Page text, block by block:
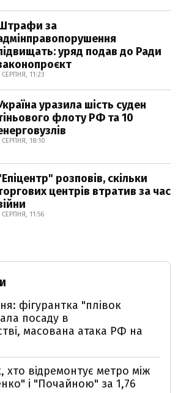
за
уряд подав до Ради
СЕРПНЯ, 11:23
уразила шість суден
флоту РФ та 10
СЕРПНЯ, 18:10
розповів, скільки
центрів втратив за час
СЕРПНЯ, 11:56
фігурантка "плівок
посаду в
масована атака РФ на
хто відремонтує метро між
і "Почайною" за 1,76